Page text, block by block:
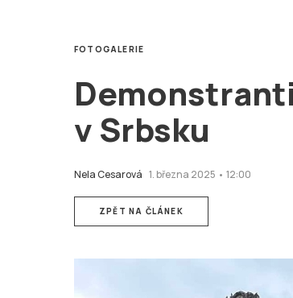
v Srbsku
Nela Cesarová 1. března 2025 • 12:00
FOTOGALERIE
ZPĚT NA ČLÁNEK